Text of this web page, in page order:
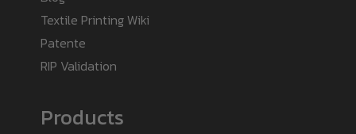
Textile Printing Wiki
Patente
RIP Validation
Products